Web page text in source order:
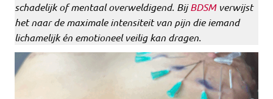
schadelijk of mentaal overweldigend. BijBDSMverwijst
het naar de maximale intensiteit van pijn die iemand
lichamelijk én emotioneel veilig kan dragen.